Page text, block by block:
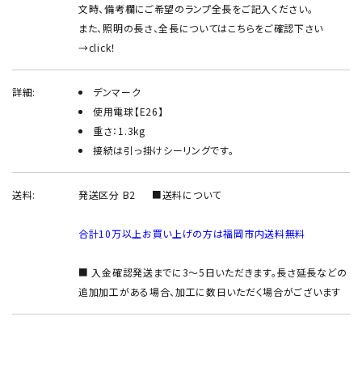
文時、備考欄にご希望のランプ全長をご記入ください。
また、照明の長さ、全長についてはこちらをご確認下さい
→click！
詳細:
デンマーク
使用電球【E26】
重さ：1.3kg
接続は引っ掛けシーリングです。
送料: 発送区分 B2 ■送料について
合計10万以上お買い上げの方は福岡市内送料無料
■ 入金確認発送までに3～5日いただきます。長さ延長などの
追加加工がある場合、加工に数日いただく場合がございます